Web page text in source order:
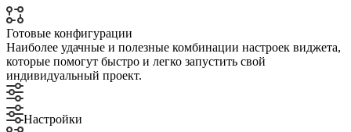
Готовые конфигурации
Наиболее удачные и полезные комбинации настроек виджета,
которые помогут быстро и легко запустить свой
индивидуальный проект.
Настройки